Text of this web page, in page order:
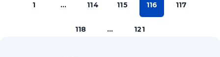
1 ... 114 115 116 117
118 ... 121